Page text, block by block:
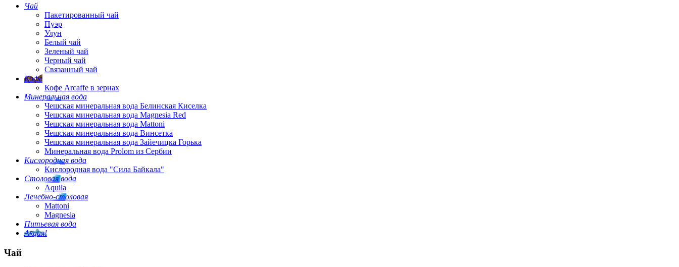
Чай
Пакетированный чай
Пуэр
Улун
Белый чай
Зеленый чай
Черный чай
Связанный чай
Кофе
Кофе Arcaffe в зернах
Минеральная вода
Чешская минеральная вода Белинская Киселка
Чешская минеральная вода Magnesia Red
Чешская минеральная вода Mattoni
Чешская минеральная вода Винсетка
Чешская минеральная вода Зайечицка Горька
Минеральная вода Prolom из Сербии
Кислородная вода
Кислородная вода "Сила Байкала"
Столовая вода
Aquila
Лечебно-столовая
Mattoni
Magnesia
Питьевая вода
Акция!
Чай